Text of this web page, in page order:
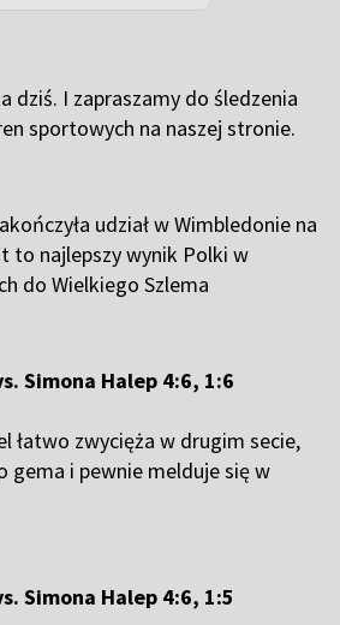
dziś. I zapraszamy do śledzenia
sportowych na naszej stronie.
udział w Wimbledonie na
to najlepszy wynik Polki w
do Wielkiego Szlema
Simona Halep 4:6, 1:6
łatwo zwycięża w drugim secie,
gema i pewnie melduje się w
Simona Halep 4:6, 1:5